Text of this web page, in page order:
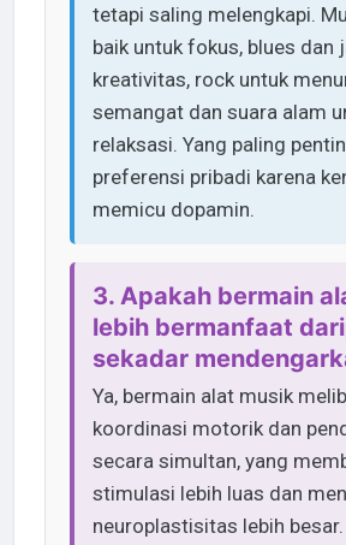
tetapi saling melengkapi.
baik untuk fokus, blues dan
kreativitas, rock untuk
semangat dan suara alam
relaksasi. Yang paling
preferensi pribadi karena
memicu dopamin.
3. Apakah bermain
lebih bermanfaat
sekadar
Ya, bermain alat musik
koordinasi motorik dan
secara simultan, yang
stimulasi lebih luas dan
neuroplastisitas lebih besar.